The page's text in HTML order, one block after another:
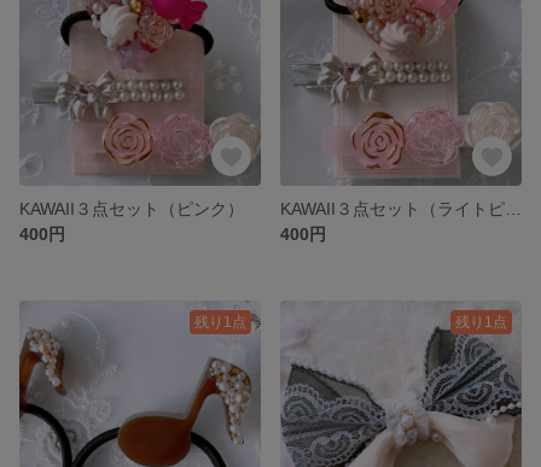
KAWAII３点セット（ピンク）
400円
400円
残り1点 残り1点